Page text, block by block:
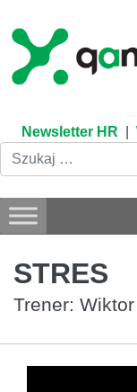
content
Newsletter HR
STRES
Trener: